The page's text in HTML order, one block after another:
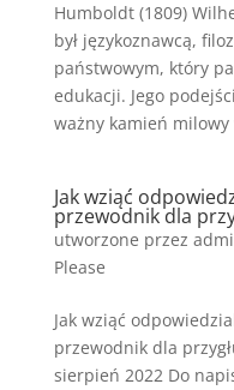
Humboldt (1809)
był językoznawcą,
państwowym, który
edukacji. Jego
ważny kamień milowy
Jak wziąć
przewodnik dla
utworzone przez
Please
Jak wziąć
przewodnik dla
sierpień 2022 Do